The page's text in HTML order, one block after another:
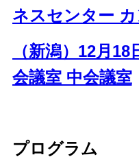
ネスセンター
（新潟）12月
会議室 中会議室
プログラム